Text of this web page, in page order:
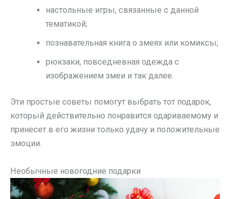
настольные игры, связанные с данной
тематикой;
познавательная книга о змеях или комиксы;
рюкзаки, повседневная одежда с
изображением змеи и так далее.
Эти простые советы помогут выбрать тот подарок,
который действительно понравится одариваемому и
принесет в его жизни только удачу и положительные
эмоции.
Необычные новогодние подарки